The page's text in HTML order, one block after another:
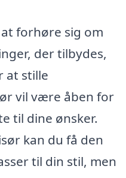
forhøre sig om
der tilbydes,
at stille
vil være åben for
til dine ønsker.
kan du få den
til din stil, men